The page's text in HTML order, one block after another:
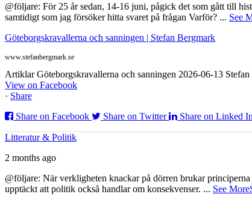
@följare: För 25 år sedan, 14-16 juni, pågick det som gått till
samtidigt som jag försöker hitta svaret på frågan Varför? ... See
Göteborgskravallerna och sanningen | Stefan Bergmark
www.stefanbergmark.se
Artiklar Göteborgskravallerna och sanningen 2026-06-13
View on Facebook
· Share
Share on Facebook
Share on Twitter Share on Linked In
Litteratur & Politik
2 months ago
@följare: När verkligheten knackar på dörren brukar
upptäckt att politik också handlar om konsekvenser. ... See More